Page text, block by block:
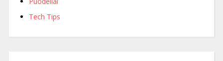
Tech Tips